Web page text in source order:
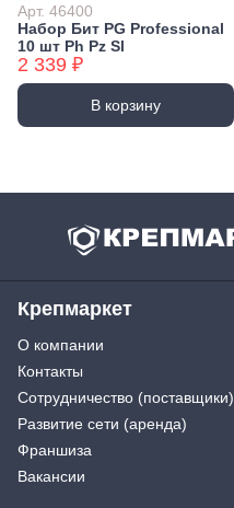
Арт. 46400
Набор Бит PG Professional
10 шт Ph Pz Sl
2 339 ₽
В корзину
Крепмаркет
О компании
Контакты
Сотрудничество (поставщики)
Развитие сети (аренда)
Франшиза
Вакансии